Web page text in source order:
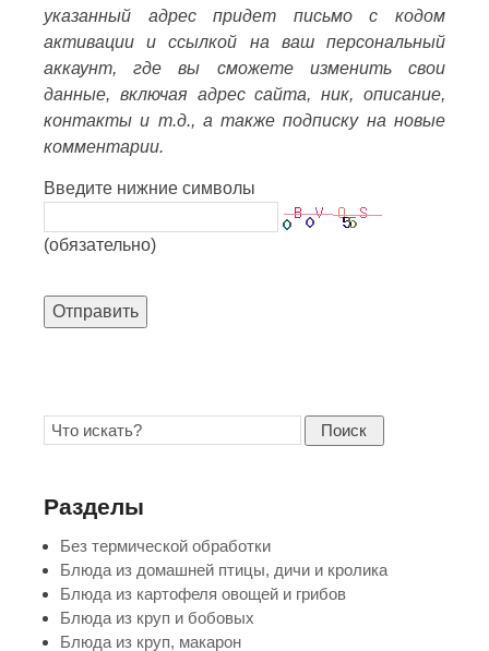
указанный адрес придет письмо с кодом
активации и ссылкой на ваш персональный
аккаунт, где вы сможете изменить свои
данные, включая адрес сайта, ник, описание,
контакты и т.д., а также подписку на новые
комментарии.
Введите нижние символы
(обязательно)
Отправить
Поиск
Разделы
Без термической обработки
Блюда из домашней птицы, дичи и кролика
Блюда из картофеля овощей и грибов
Блюда из круп и бобовых
Блюда из круп, макарон